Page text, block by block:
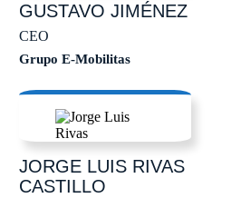
GUSTAVO JIMÉNEZ
CEO
Grupo E-Mobilitas
JORGE LUISRIVAS
CASTILLO